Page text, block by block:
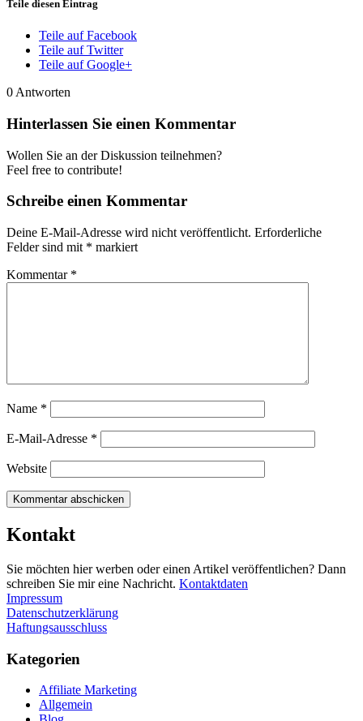
Teile diesen Eintrag
Teile auf Facebook
Teile auf Twitter
Teile auf Google+
0 Antworten
Hinterlassen Sie einen Kommentar
Wollen Sie an der Diskussion teilnehmen?
Feel free to contribute!
Schreibe einen Kommentar
Deine E-Mail-Adresse wird nicht veröffentlicht. Erforderliche
Felder sind mit * markiert
Kommentar *
Name *
E-Mail-Adresse *
Website
Kontakt
Sie möchten hier werben oder einen Artikel veröffentlichen? Dann
schreiben Sie mir eine Nachricht. Kontaktdaten
Impressum
Datenschutzerklärung
Haftungsausschluss
Kategorien
Affiliate Marketing
Allgemein